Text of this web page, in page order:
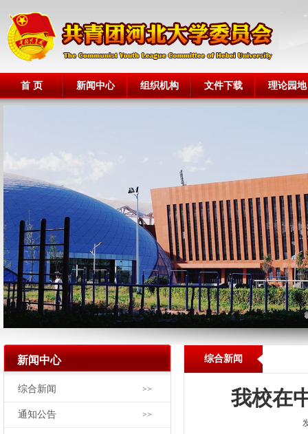
首 页 新闻中心 组织机构 文件下载 理论园地
新闻中心
综合新闻 >>
通知公告 >>
综合新闻
我校在